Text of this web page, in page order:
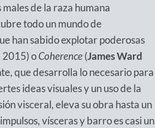
de la raza humana
todo un mundo de
han sabido explotar poderosas
2015) oCoherence(James Ward
que desarrolla lo necesario para
ideas visuales y un uso de la
visceral, eleva su obra hasta un
vísceras y barro es casi un